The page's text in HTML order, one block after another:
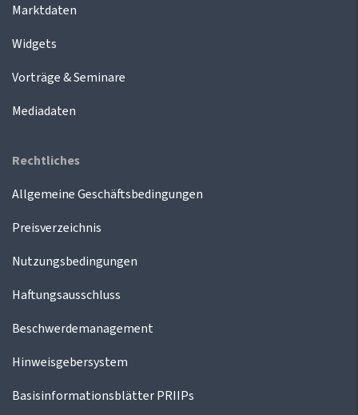
Marktdaten
Widgets
Vorträge & Seminare
Mediadaten
Rechtliches
Allgemeine Geschäftsbedingungen
Preisverzeichnis
Nutzungsbedingungen
Haftungsausschluss
Beschwerdemanagement
Hinweisgebersystem
Basisinformationsblätter PRIIPs